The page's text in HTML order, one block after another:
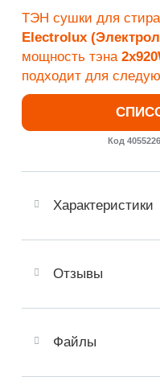
ТЭН сушки для
Electrolux
мощность тэна
подходит для
Код
Характеристики
Отзывы
Файлы